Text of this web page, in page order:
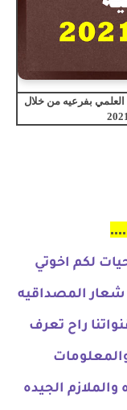
بفرعيه من خلال
....
لكم اخوتي
شعار المصداقيه
راح تعرف
والمعلومات
الجيده